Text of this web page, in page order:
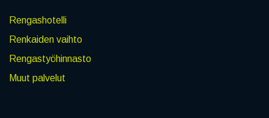
Rengashotelli
Renkaiden vaihto
Rengastyöhinnasto
Muut palvelut